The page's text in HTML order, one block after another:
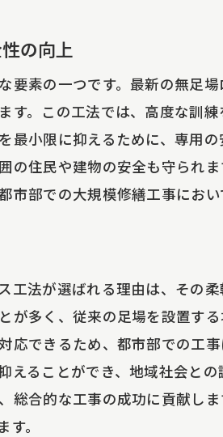
セス工法がもたらす安全性の向上
に抑える工法
ンスで維持される品質
工法がもたらすコスト削減と
工方法の選択肢
的な方法とその効果
環境への新たな取り組み
セス工法がもたらす二酸化炭素
める環境保護
修繕工事に最適な無足場ロー
のニーズに応える工法
おける無足場ロープアクセス工
の向上
要素の一つです。最新の無足
す。この工法では、高度な訓
小限に抑えるために、専用
住民や建物の安全も守られ
部での大規模修繕工事におい
工法が選ばれる理由は、その
が多く、従来の足場を設置す
応できるため、都市部での工
えることができ、地域社会と
総合的な工事の成功に貢献し
。